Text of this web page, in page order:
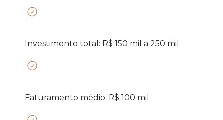
Investimento total: R$ 150 mil a 250 mil
Faturamento médio: R$ 100 mil